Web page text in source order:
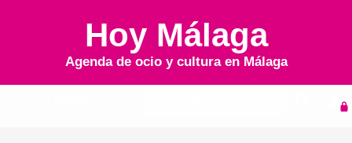
Hoy Málaga
Agenda de ocio y cultura en Málaga